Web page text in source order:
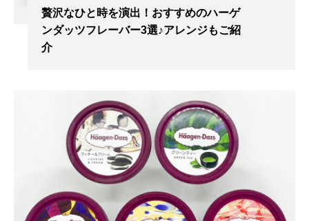
贅沢なひと時を演出！おすすめのハーゲ
ンダッツフレーバー3選♪アレンジもご紹
介